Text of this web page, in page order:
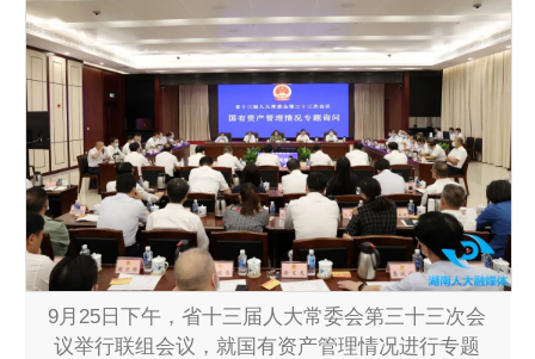
9月25日下午，省十三届人大常委会第三十三次会
议举行联组会议，就国有资产管理情况进行专题